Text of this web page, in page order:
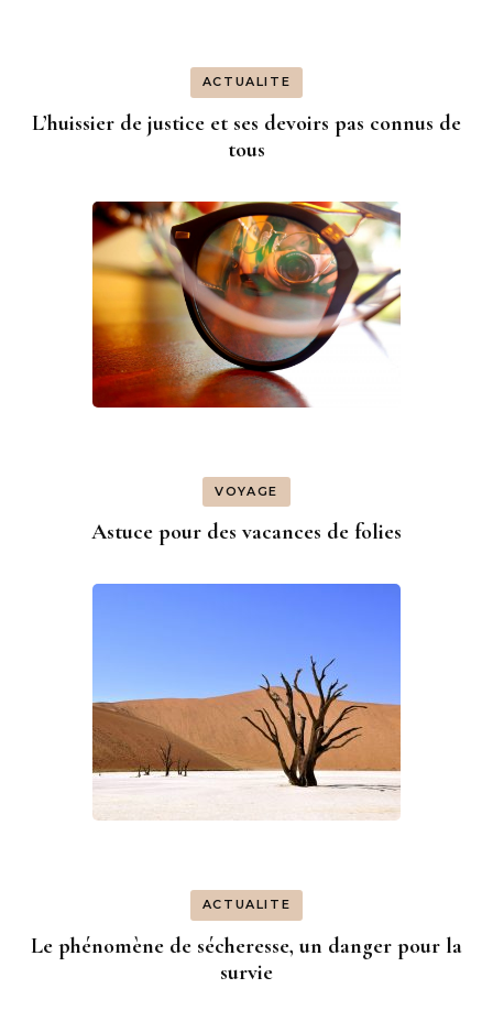
ACTUALITE
L’huissier de justice et ses devoirs pas connus de
tous
VOYAGE
Astuce pour des vacances de folies
ACTUALITE
Le phénomène de sécheresse, un danger pour la
survie